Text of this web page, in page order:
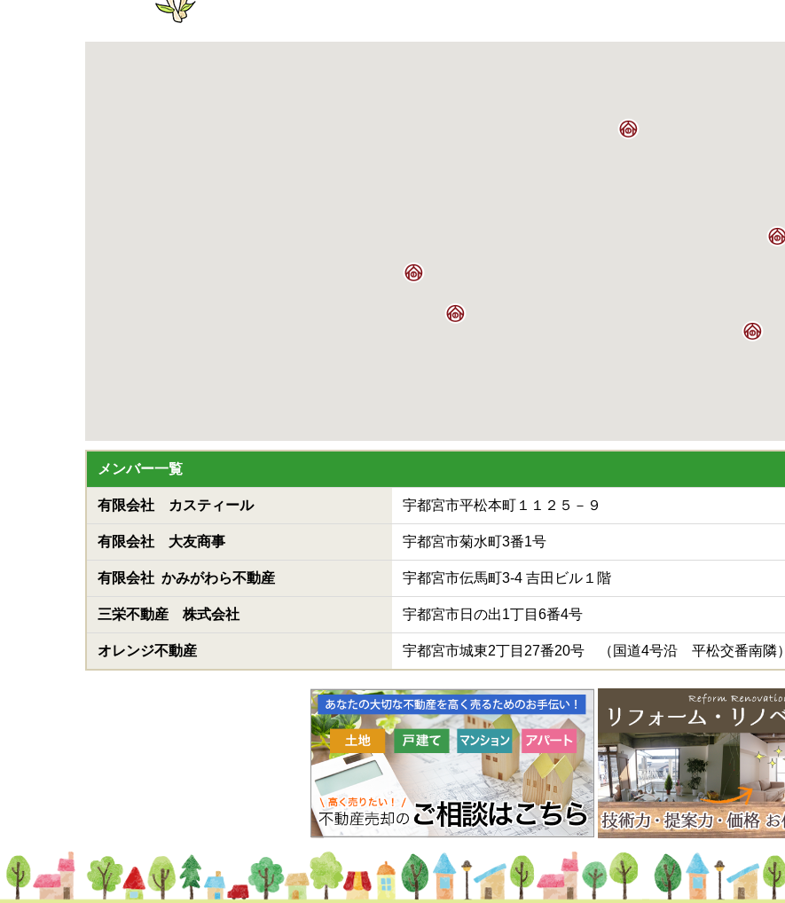
メンバー一覧
有限会社 カスティール 宇都宮市平松本町１１２５－９
有限会社 大友商事 宇都宮市菊水町3番1号
有限会社 かみがわら不動産 宇都宮市伝馬町3-4 吉田ビル１階
三栄不動産 株式会社 宇都宮市日の出1丁目6番4号
オレンジ不動産 宇都宮市城東2丁目27番20号 （国道4号沿 平松交番南隣）